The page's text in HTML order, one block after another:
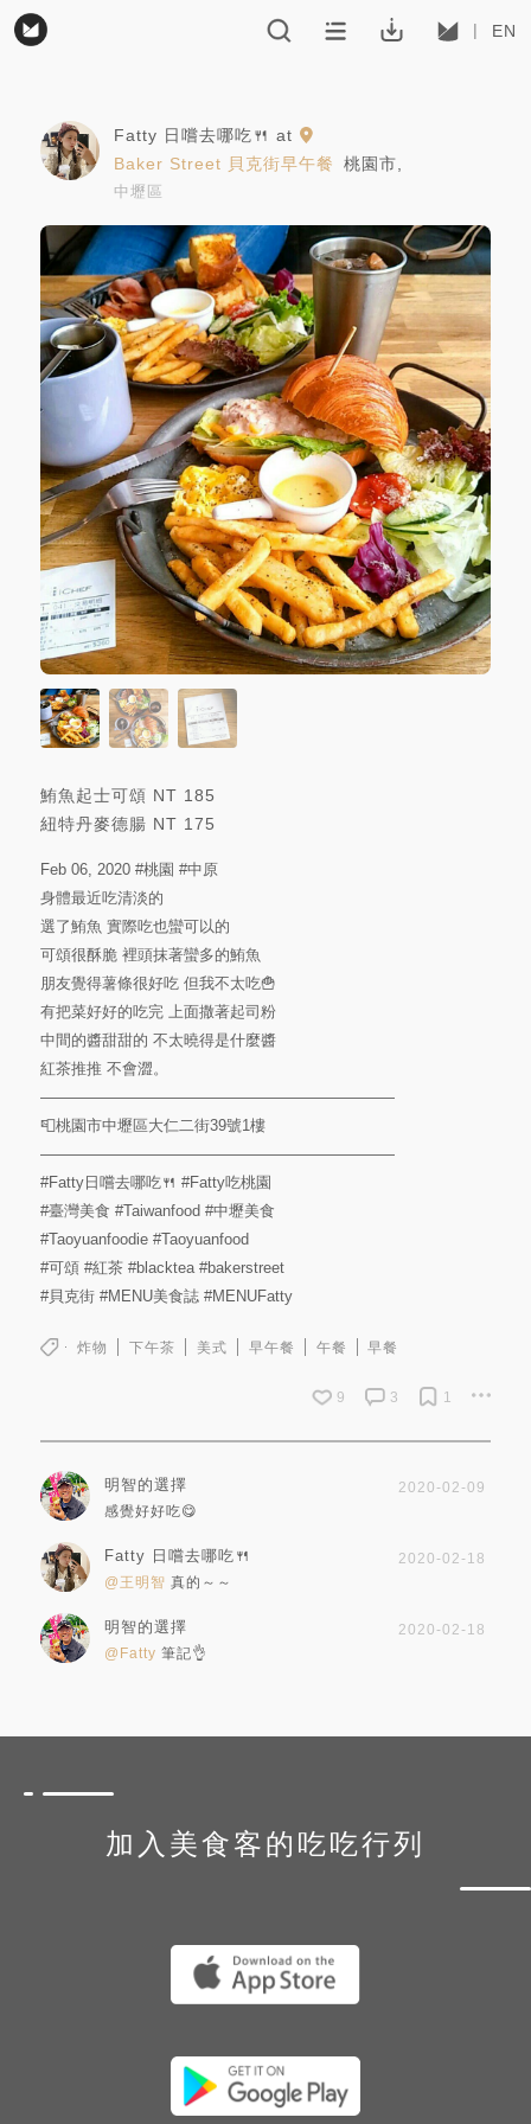
EN
Fatty 日嚐去哪吃🍴 at
Baker Street 貝克街早午餐
桃園市
中壢區
鮪魚起士可頌 NT 185
紐特丹麥德腸 NT 175
Feb 06, 2020 #桃園 #中原
身體最近吃清淡的
選了鮪魚 實際吃也蠻可以的
可頌很酥脆 裡頭抹著蠻多的鮪魚
朋友覺得薯條很好吃 但我不太吃🍟
有把菜好好的吃完 上面撒著起司粉
中間的醬甜甜的 不太曉得是什麼醬
紅茶推推 不會澀。
———————————————————————
📮桃園市中壢區大仁二街39號1樓
———————————————————————
#Fatty日嚐去哪吃🍴 #Fatty吃桃園
#臺灣美食 #Taiwanfood #中壢美食
#Taoyuanfoodie #Taoyuanfood
#可頌 #紅茶 #blacktea #bakerstreet
#貝克街 #MENU美食誌 #MENUFatty
炸物 下午茶 美式 早午餐 午餐 早餐
9 3 1
明智的選擇
2020-02-09
感覺好好吃😋
Fatty 日嚐去哪吃🍴
2020-02-18
@王明智 真的～～
明智的選擇
2020-02-18
@Fatty 筆記👌
加入美食客的吃吃行列